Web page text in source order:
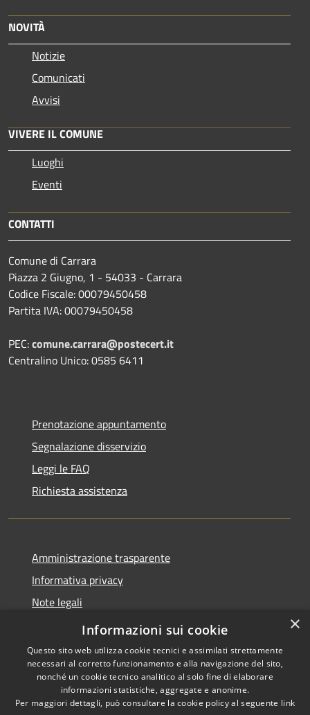
NOVITÀ
Notizie
Comunicati
Avvisi
VIVERE IL COMUNE
Luoghi
Eventi
CONTATTI
Comune di Carrara
Piazza 2 Giugno, 1 - 54033 - Carrara
Codice Fiscale: 00079450458
Partita IVA: 00079450458
PEC:comune.carrara@postecert.it
Centralino Unico: 0585 6411
Prenotazione appuntamento
Segnalazione disservizio
Leggi le FAQ
Richiesta assistenza
Amministrazione trasparente
Informativa privacy
Note legali
Dichiarazione di accessibilità
Accessibilità
Copyright © 2026 • Comune di
Carrara • Powered by
×
Informazioni sui cookie
Questo sito web utilizza cookie tecnici e assimilati strettamente
necessari al corretto funzionamento e alla navigazione del sito,
nonché un cookie tecnico analitico al solo fine di elaborare
informazioni statistiche, aggregate e anonime.
Per maggiori dettagli, può consultare la cookie policy al seguente link